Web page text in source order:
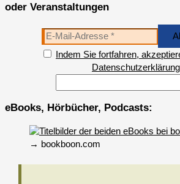
oder Veranstaltungen
Indem Sie fortfahren,
eBooks, Hörbücher, Podcasts:
→ bookboon.com